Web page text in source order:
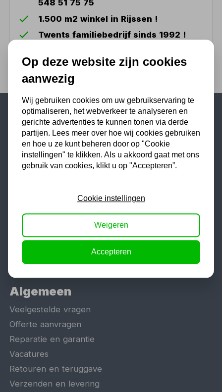
548 51 75 75
1.500 m2 winkel in Rijssen !
Twents familiebedrijf sinds 1992 !
Populaire categorieën
Werkplaatsinrichting
Lasapparaat
Motorlift
Schaarlift
Algemeen
Veelgestelde vragen
Offerte aanvragen
Reparatie en garantie
Vacatures
Retouren en teruggave
Verzenden en levering
Op deze website zijn cookies
aanwezig
Wij gebruiken cookies om uw gebruikservaring te
optimaliseren, het webverkeer te analyseren en
gerichte advertenties te kunnen tonen via derde
partijen. Lees meer over hoe wij cookies gebruiken
en hoe u ze kunt beheren door op "Cookie
instellingen" te klikken. Als u akkoord gaat met ons
gebruik van cookies, klikt u op "Accepteren”.
Cookie instellingen
Weigeren
Accepteren